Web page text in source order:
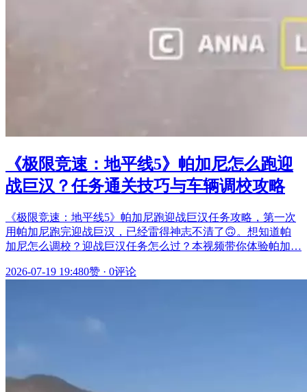
《极限竞速：地平线5》帕加尼怎么跑迎
战巨汉？任务通关技巧与车辆调校攻略
《极限竞速：地平线5》帕加尼跑迎战巨汉任务攻略，第一次
用帕加尼跑完迎战巨汉，已经雷得神志不清了🙃。想知道帕
加尼怎么调校？迎战巨汉任务怎么过？本视频带你体验帕加…
2026-07-19 19:480赞 · 0评论